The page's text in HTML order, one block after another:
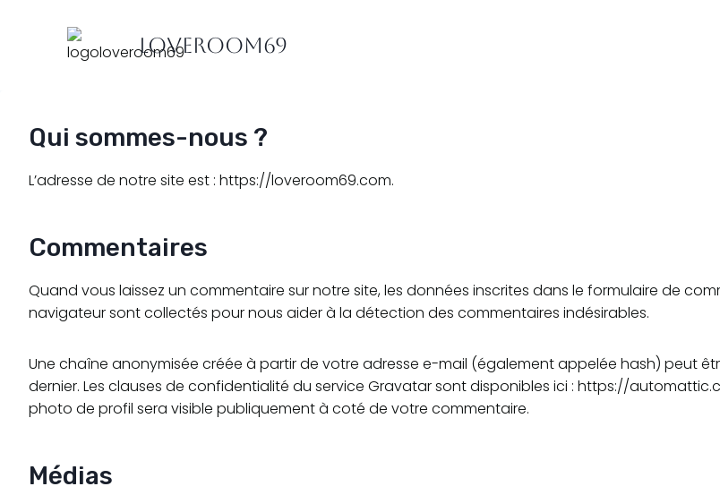
LoveRoom69
Qui sommes-nous ?
L’adresse de notre site est : https://loveroom69.com.
Commentaires
Quand vous laissez un commentaire sur notre site, les données inscrites dans le formulaire de
navigateur sont collectés pour nous aider à la détection des commentaires indésirables.
Une chaîne anonymisée créée à partir de votre adresse e-mail (également appelée hash) peut
dernier. Les clauses de confidentialité du service Gravatar sont disponibles ici : https://
photo de profil sera visible publiquement à coté de votre commentaire.
Médias